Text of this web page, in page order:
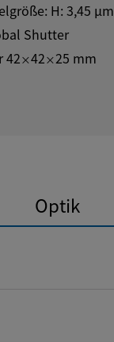
H: 3,45 µm
Shutter
42×42×25 mm
Optik